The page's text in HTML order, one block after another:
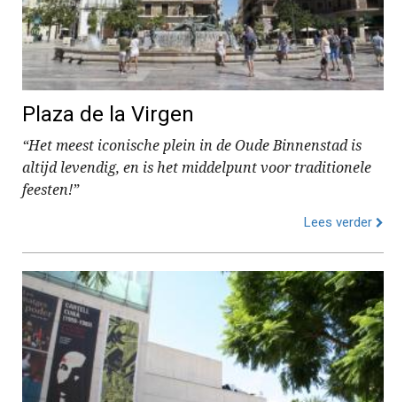
Plaza de la Virgen
“Het meest iconische plein in de Oude Binnenstad is
altijd levendig, en is het middelpunt voor traditionele
feesten!”
Lees verder